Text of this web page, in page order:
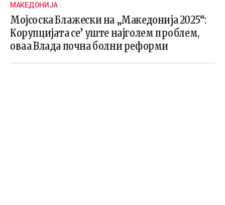
МАКЕДОНИЈА .
Мојсоска Блажески на „Македонија 2025“:
Корупцијата се’ уште најголем проблем,
оваа Влада почна болни реформи